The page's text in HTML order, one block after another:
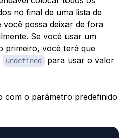
no final de uma lista de
possa deixar de fora
Se você usar um
primeiro, você terá que
undefined
para usar o valor
com o parâmetro predefinido